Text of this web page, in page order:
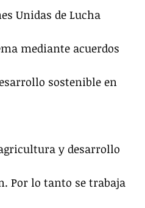
Unidas de Lucha
mediante acuerdos
sostenible en
y desarrollo
Por lo tanto se trabaja